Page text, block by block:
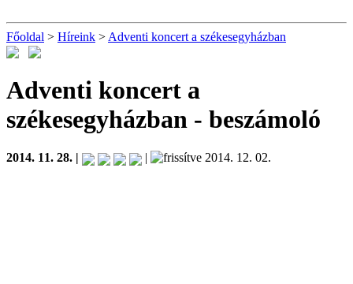
Főoldal > Híreink > Adventi koncert a székesegyházban
Adventi koncert a
székesegyházban - beszámoló
2014. 11. 28. | | 2014. 12. 02.